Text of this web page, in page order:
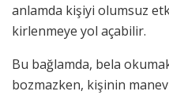
anlamda kişiyi olumsuz
kirlenmeye yol açabilir.
Bu bağlamda, bela
bozmazken, kişinin